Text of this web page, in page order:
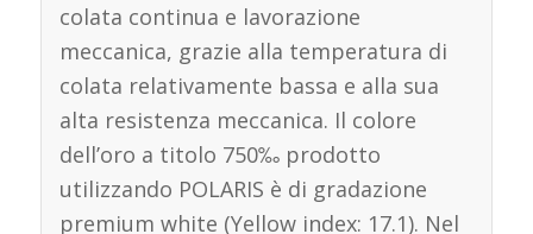
colata continua e lavorazione
meccanica, grazie alla temperatura di
colata relativamente bassa e alla sua
alta resistenza meccanica. Il colore
dell’oro a titolo 750‰ prodotto
utilizzando POLARIS è di gradazione
premium white (Yellow index: 17.1). Nel